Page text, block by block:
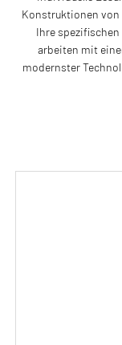
Konstruktionen von
Ihre
arbeiten mit
modernster